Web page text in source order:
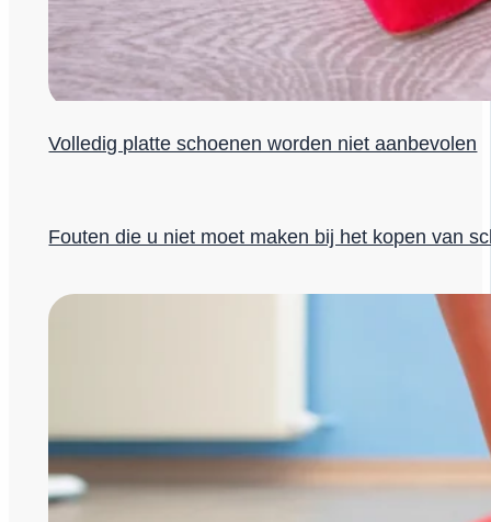
Volledig platte schoenen worden niet aanbevolen
Fouten die u niet moet maken bij het kopen van